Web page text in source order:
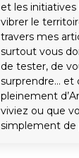
et les
vibrer le
travers mes
surtout vous
de tester, de
surprendre… et
pleinement
viviez ou que
simplement de